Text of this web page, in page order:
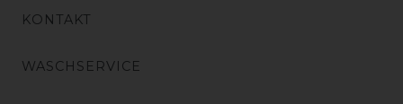
KONTAKT
WASCHSERVICE